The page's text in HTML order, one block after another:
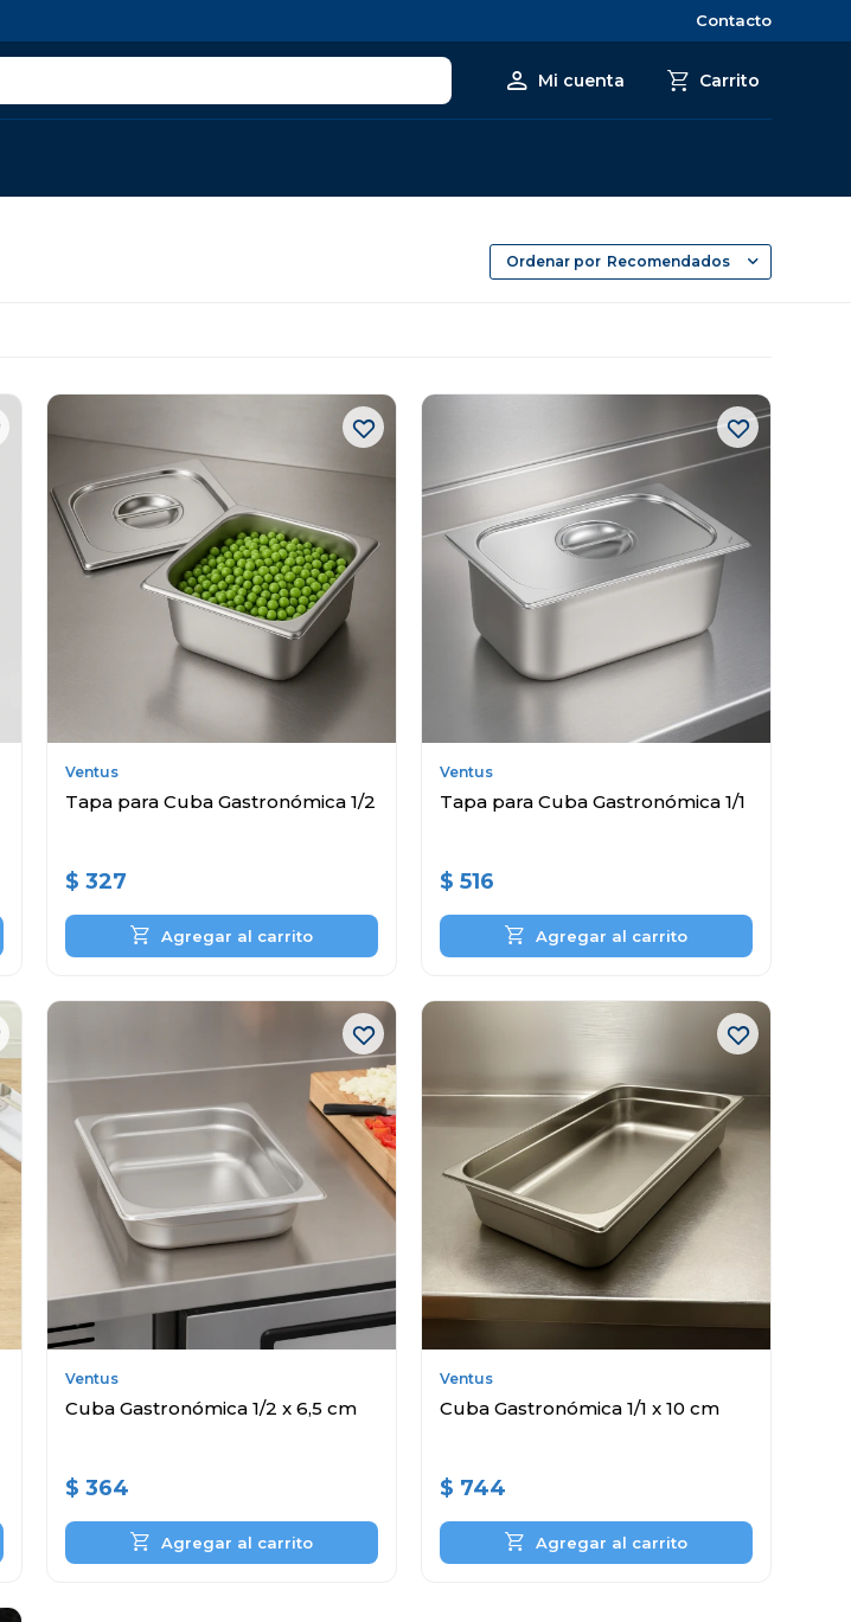
Contacto
Recomendados
Ventus
Tapa para Cuba Gastronómica 1/2
$ 327
Ventus
Tapa para Cuba Gastronómica 1/1
$ 516
Ventus
Cuba Gastronómica 1/2 x 6,5 cm
$ 364
Ventus
Cuba Gastronómica 1/1 x 10 cm
$ 744